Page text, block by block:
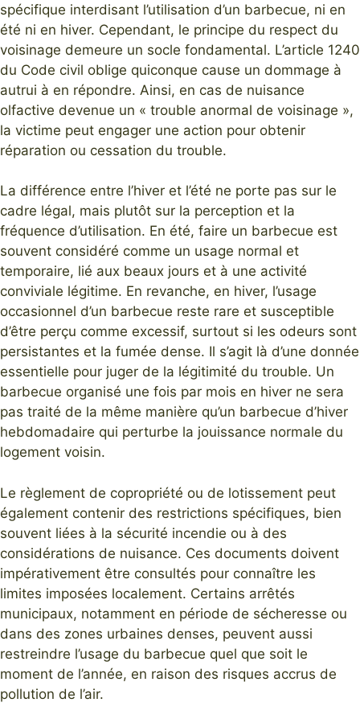
spécifique interdisant l’utilisation d’un barbecue, ni en
été ni en hiver. Cependant, le principe du respect du
voisinage demeure un socle fondamental. L’article 1240
du Code civil oblige quiconque cause un dommage à
autrui à en répondre. Ainsi, en cas de nuisance
olfactive devenue un « trouble anormal de voisinage »,
la victime peut engager une action pour obtenir
réparation ou cessation du trouble.
La différence entre l’hiver et l’été ne porte pas sur le
cadre légal, mais plutôt sur la perception et la
fréquence d’utilisation. En été, faire un barbecue est
souvent considéré comme un usage normal et
temporaire, lié aux beaux jours et à une activité
conviviale légitime. En revanche, en hiver, l’usage
occasionnel d’un barbecue reste rare et susceptible
d’être perçu comme excessif, surtout si les odeurs sont
persistantes et la fumée dense. Il s’agit là d’une donnée
essentielle pour juger de la légitimité du trouble. Un
barbecue organisé une fois par mois en hiver ne sera
pas traité de la même manière qu’un barbecue d’hiver
hebdomadaire qui perturbe la jouissance normale du
logement voisin.
Le règlement de copropriété ou de lotissement peut
également contenir des restrictions spécifiques, bien
souvent liées à la sécurité incendie ou à des
considérations de nuisance. Ces documents doivent
impérativement être consultés pour connaître les
limites imposées localement. Certains arrêtés
municipaux, notamment en période de sécheresse ou
dans des zones urbaines denses, peuvent aussi
restreindre l’usage du barbecue quel que soit le
moment de l’année, en raison des risques accrus de
pollution de l’air.